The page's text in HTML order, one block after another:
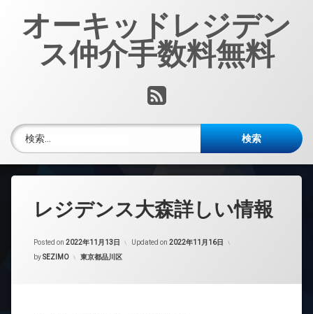
オーキッドレジデン
ス仲介手数料無料
RSS
検索:
レジデンス大森詳しい情報
Posted on 2022年11月13日 Updated on 2022年11月16日
bySEZIMO カテゴリー:
東京都品川区